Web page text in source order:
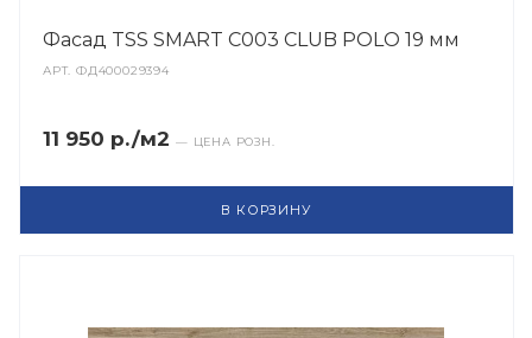
Фасад TSS SMART C003 CLUB POLO 19 мм
АРТ.ФД400029394
11 950 р./м2 — ЦЕНА РОЗН.
В КОРЗИНУ